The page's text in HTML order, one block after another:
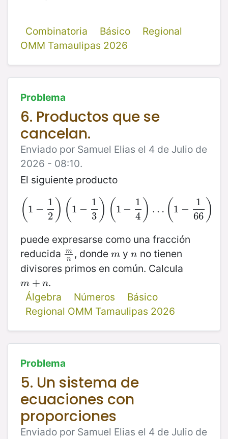
Combinatoria Básico
Regional
OMM Tamaulipas 2026
Problema
6. Productos que se
cancelan.
Enviado por Samuel Elias el 4 de Julio de
2026 - 08:10.
El siguiente producto
( 1 −
1
2 ) ( 1 −
1
3 ) ( 1 −
1
4 ) … ( 1 −
1
66 )
( 1−1 2 )(1 −1 3 ( 1−14)…( 1 − 1 66 )
puede expresarse como una fracción
reducida
m
n
mn, donde m
m yn
n no tienen
divisores primos en común. Calcula
m + n
m+n
.
Álgebra
Números
Básico
Regional OMM Tamaulipas 2026
Problema
5. Un sistema de
ecuaciones con
proporciones
Enviado por Samuel Elias el 4 de Julio de